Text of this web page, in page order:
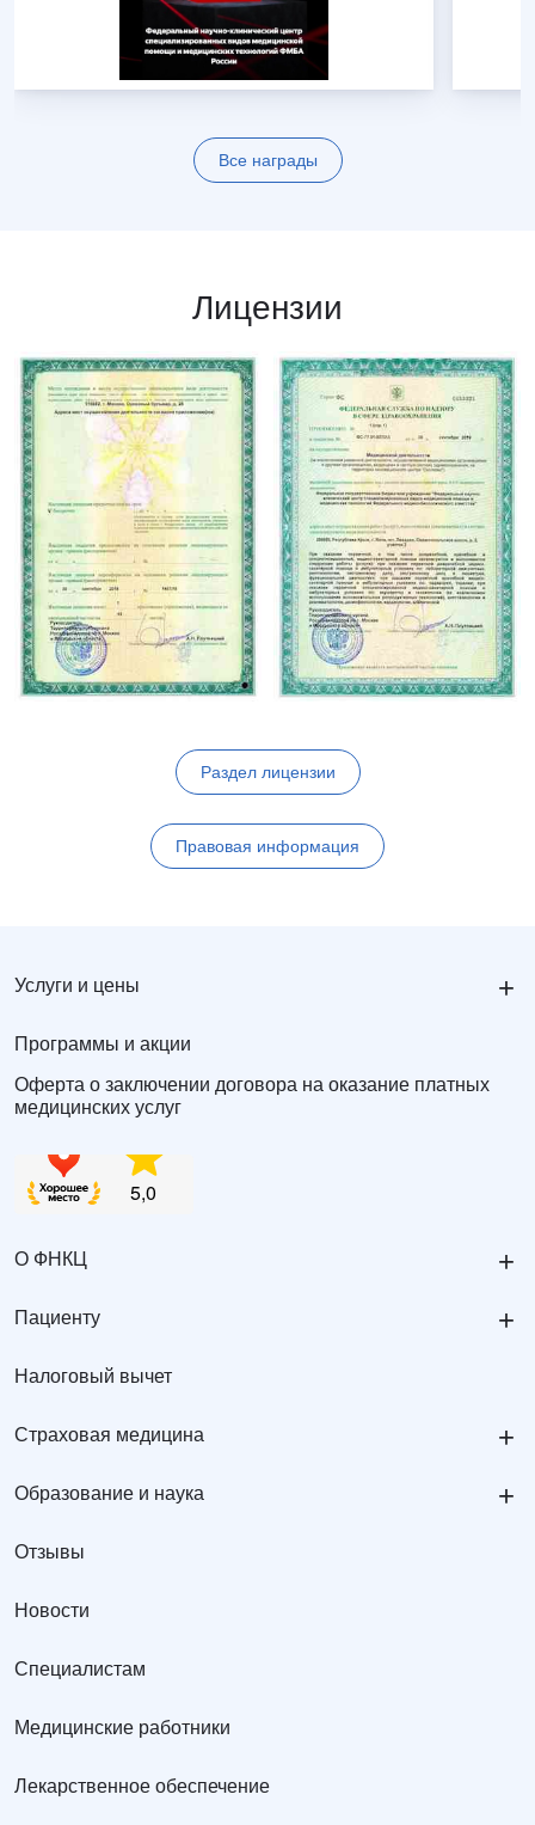
Все награды
Лицензии
Раздел лицензии
Правовая информация
Услуги и цены +
Программы и акции
Оферта о заключении договора на оказание платных
медицинских услуг
О ФНКЦ +
Пациенту +
Налоговый вычет
Страховая медицина +
Образование и наука +
Отзывы
Новости
Специалистам
Медицинские работники
Лекарственное обеспечение